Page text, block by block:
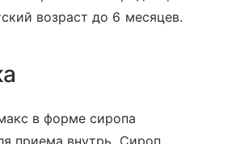
возраст до 6 месяцев.
в форме сиропа
приема внутрь. Сироп